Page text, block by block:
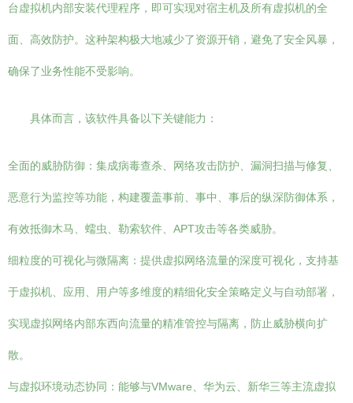
台虚拟机内部安装代理程序，即可实现对宿主机及所有虚拟机的全
面、高效防护。这种架构极大地减少了资源开销，避免了安全风暴，
确保了业务性能不受影响。
具体而言，该软件具备以下关键能力：
全面的威胁防御：集成病毒查杀、网络攻击防护、漏洞扫描与修复、
恶意行为监控等功能，构建覆盖事前、事中、事后的纵深防御体系，
有效抵御木马、蠕虫、勒索软件、APT攻击等各类威胁。
细粒度的可视化与微隔离：提供虚拟网络流量的深度可视化，支持基
于虚拟机、应用、用户等多维度的精细化安全策略定义与自动部署，
实现虚拟网络内部东西向流量的精准管控与隔离，防止威胁横向扩
散。
与虚拟环境动态协同：能够与VMware、华为云、新华三等主流虚拟